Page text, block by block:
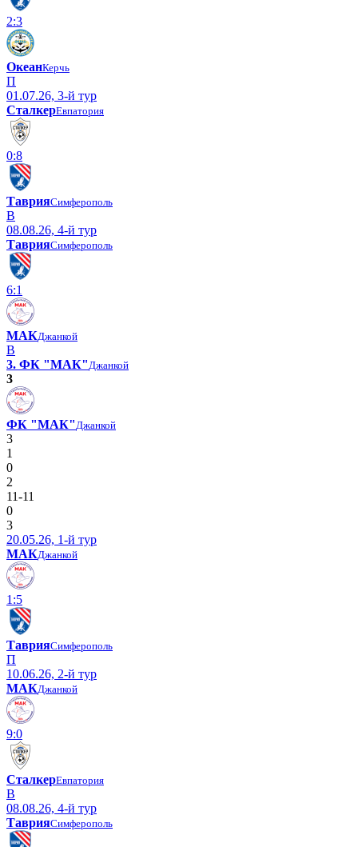
2:3
ОкеанКерчь
П
01.07.26, 3-й тур
СталкерЕвпатория
0:8
ТаврияСимферополь
В
08.08.26, 4-й тур
ТаврияСимферополь
6:1
МАКДжанкой
В
3. ФК "МАК" Джанкой
3
ФК "МАК" Джанкой
3
1
0
2
11-11
0
3
20.05.26, 1-й тур
МАКДжанкой
1:5
ТаврияСимферополь
П
10.06.26, 2-й тур
МАКДжанкой
9:0
СталкерЕвпатория
В
08.08.26, 4-й тур
ТаврияСимферополь